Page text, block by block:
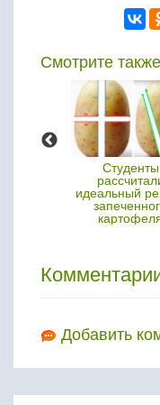
Смотрите
Студенты
идеальный
Добавить